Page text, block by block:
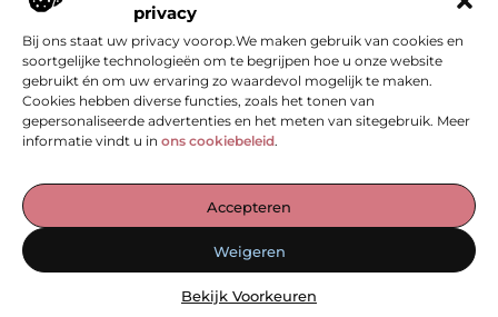
privacy
Bij ons staat uw privacy voorop.We maken gebruik van cookies en
soortgelijke technologieën om te begrijpen hoe u onze website
gebruikt én om uw ervaring zo waardevol mogelijk te maken.
Cookies hebben diverse functies, zoals het tonen van
gepersonaliseerde advertenties en het meten van sitegebruik. Meer
informatie vindt u in ons cookiebeleid.
Accepteren
Weigeren
Bekijk Voorkeuren
De Verzamelplaats voor Blogs en Inzichten
— Ontdek inspirerende verhalen, praktische tips en waardevolle
artikelen, allemaal op één plek. Begin jouw leesreis vandaag op
Onze informatie